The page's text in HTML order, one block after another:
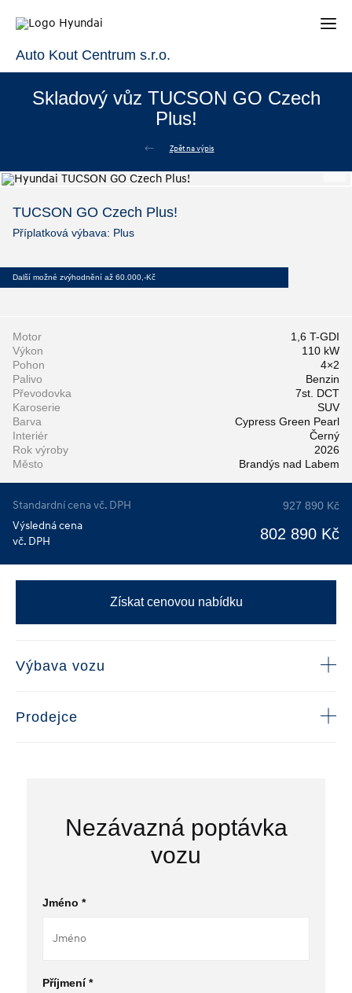
Auto Kout Centrum s.r.o.
Skladový vůz TUCSON GO Czech
Plus!
Zpět na výpis
TUCSON GO Czech Plus!
Příplatková výbava: Plus
Další možné zvýhodnění až 60.000,-Kč
Motor
1,6 T-GDI
Výkon
110 kW
Pohon
4×2
Palivo
Benzin
Převodovka
7st. DCT
Karoserie
SUV
Barva
Cypress Green Pearl
Interiér
Černý
Rok výroby
2026
Město
Brandýs nad Labem
Standardní cena vč. DPH 927 890 Kč
Výsledná cena
vč. DPH
802 890 Kč
Získat cenovou nabídku
Výbava vozu
Prodejce
Nezávazná poptávka
vozu
Jméno *
Příjmení *